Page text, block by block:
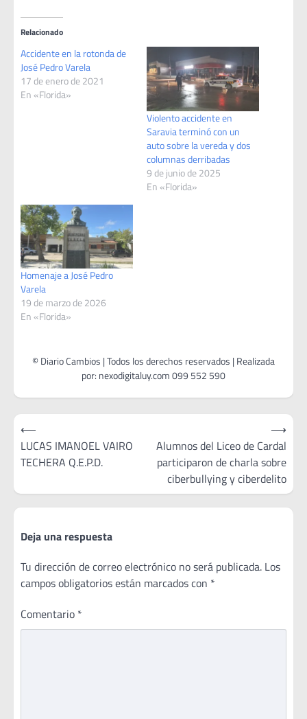
Relacionado
Accidente en la rotonda de
José Pedro Varela
17 de enero de 2021
En «Florida»
Violento accidente en
Saravia terminó con un
auto sobre la vereda y dos
columnas derribadas
9 de junio de 2025
En «Florida»
Homenaje a José Pedro
Varela
19 de marzo de 2026
En «Florida»
Navegación
de
entradas
⟵
LUCAS IMANOEL VAIRO
TECHERA Q.E.P.D.
Alumnos del Liceo de Cardal
participaron de charla sobre
ciberbullying y ciberdelito
⟶
Deja una respuesta
Tu dirección de correo electrónico no será publicada. Los
campos obligatorios están marcados con *
Comentario *